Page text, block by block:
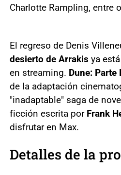
Charlotte Rampling, entre
El regreso de Denis
desierto de Arrakis ya
en streaming. Dune: Parte
de la adaptación
"inadaptable" saga de
ficción escrita porFrank
disfrutar en Max.
Detalles de la